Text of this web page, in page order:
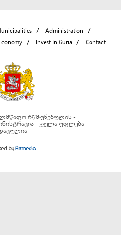
Administration
Invest In Guria Contact
რწმუნებულის -
- ყველა უფლება